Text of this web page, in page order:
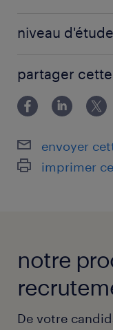
niveau d'étude
partager
envoyer
imprimer
notre
De votre